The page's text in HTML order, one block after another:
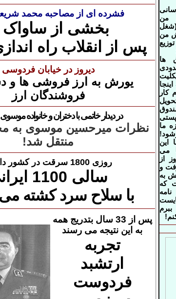
فشرده ای از مصاحبه محمد
بخشی از ساواک
پس از انقلاب راه
دیروز در خیابان فردوسی
یورش به ارز فروشی ها و
فروشندگان ارز
در دیدار خاتمی با دختران و خانواده
نظرات میرحسین موسوی به
منتقل شد!
روزی 1800 سرقت در کشور داریم!
سالی
با سلاح سرد کشته
پس از 33 سال بتدریج همه
به این نتیجه می رسند
تجربه
ارتشبد
فردوست
من
من
ها
کار
ما
این
می
از
و
به
که
!